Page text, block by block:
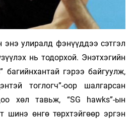
энэ улиралд фэнүүддээ сэтгэл
нь тодорхой. Энэтхэгийн
багийнхантай гэрээ байгуулж,
тоглогч”-оор шалгарсан
хөл тавьж, “SG hawks”-ын
шинэ өнгө төрхтэйгөөр эргэн